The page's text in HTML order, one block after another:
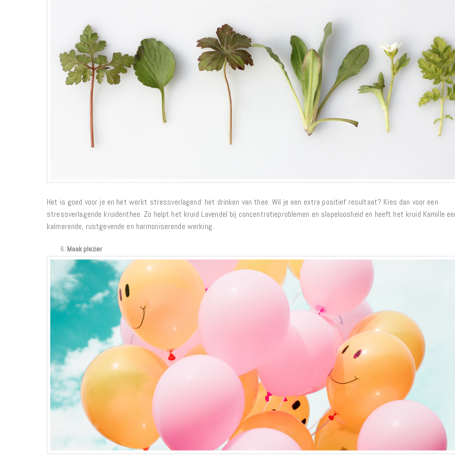
Het is goed voor je en het werkt stressverlagend: het drinken van thee. Wil je een extra positief resultaat? Kies dan voor een
stressverlagende kruidenthee. Zo helpt het kruid Lavendel bij concentratieproblemen en slapeloosheid en heeft het kruid Kamille
kalmerende, rustgevende en harmoniserende werking.
Maak plezier